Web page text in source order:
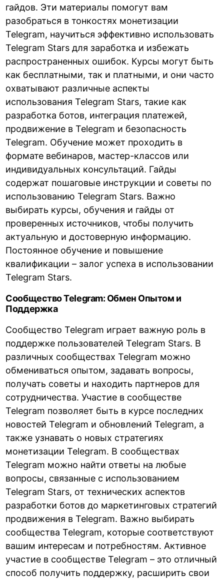
гайдов. Эти материалы помогут вам
разобраться в тонкостях монетизации
Telegram, научиться эффективно использовать
Telegram Stars для заработка и избежать
распространенных ошибок. Курсы могут быть
как бесплатными, так и платными, и они часто
охватывают различные аспекты
использования Telegram Stars, такие как
разработка ботов, интеграция платежей,
продвижение в Telegram и безопасность
Telegram. Обучение может проходить в
формате вебинаров, мастер-классов или
индивидуальных консультаций. Гайды
содержат пошаговые инструкции и советы по
использованию Telegram Stars. Важно
выбирать курсы, обучения и гайды от
проверенных источников, чтобы получить
актуальную и достоверную информацию.
Постоянное обучение и повышение
квалификации – залог успеха в использовании
Telegram Stars.
Сообщество Telegram: Обмен Опытом и
Поддержка
Сообщество Telegram играет важную роль в
поддержке пользователей Telegram Stars. В
различных сообществах Telegram можно
обмениваться опытом, задавать вопросы,
получать советы и находить партнеров для
сотрудничества. Участие в сообществе
Telegram позволяет быть в курсе последних
новостей Telegram и обновлений Telegram, а
также узнавать о новых стратегиях
монетизации Telegram. В сообществах
Telegram можно найти ответы на любые
вопросы, связанные с использованием
Telegram Stars, от технических аспектов
разработки ботов до маркетинговых стратегий
продвижения в Telegram. Важно выбирать
сообщества Telegram, которые соответствуют
вашим интересам и потребностям. Активное
участие в сообществе Telegram – это отличный
способ получить поддержку, расширить свои